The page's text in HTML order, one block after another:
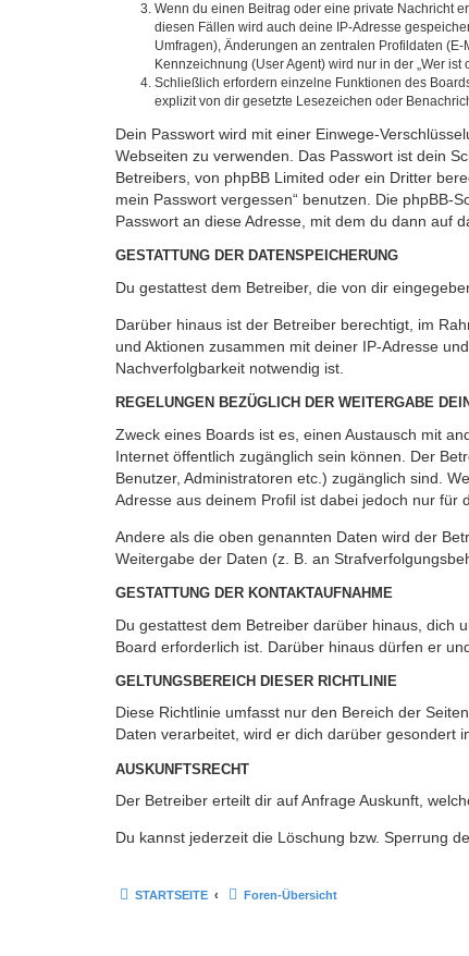
Wenn du einen Beitrag oder eine private Nachricht
diesen Fällen wird auch deine IP-Adresse
Umfragen), Änderungen an zentralen Profildaten
Kennzeichnung (User Agent) wird nur in der „Wer
Schließlich erfordern einzelne Funktionen des
explizit von dir gesetzte Lesezeichen oder
Dein Passwort wird mit einer Einwege-
Webseiten zu verwenden. Das Passwort ist dein
Betreibers, von phpBB Limited oder ein Dritter
mein Passwort vergessen“ benutzen. Die
Passwort an diese Adresse, mit dem du dann auf
GESTATTUNG DER DATENSPEICHERUNG
Du gestattest dem Betreiber, die von dir
Darüber hinaus ist der Betreiber berechtigt, im
und Aktionen zusammen mit deiner IP-Adresse
Nachverfolgbarkeit notwendig ist.
REGELUNGEN BEZÜGLICH DER WEITERGABE
Zweck eines Boards ist es, einen Austausch mit
Internet öffentlich zugänglich sein können. Der
Benutzer, Administratoren etc.) zugänglich sind.
Adresse aus deinem Profil ist dabei jedoch nur für
Andere als die oben genannten Daten wird der
Weitergabe der Daten (z. B. an
GESTATTUNG DER KONTAKTAUFNAHME
Du gestattest dem Betreiber darüber hinaus, dich
Board erforderlich ist. Darüber hinaus dürfen er
GELTUNGSBEREICH DIESER RICHTLINIE
Diese Richtlinie umfasst nur den Bereich der
Daten verarbeitet, wird er dich darüber gesondert
AUSKUNFTSRECHT
Der Betreiber erteilt dir auf Anfrage Auskunft,
Du kannst jederzeit die Löschung bzw. Sperrung
STARTSEITE Foren-Übersicht